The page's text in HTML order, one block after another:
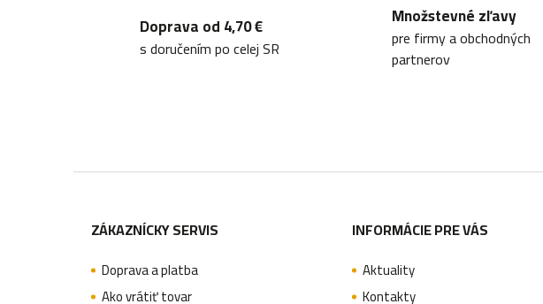
Doprava od 4,70 €
s doručením po celej SR
Množstevné zľavy
pre firmy a obchodných
partnerov
ZÁKAZNÍCKY SERVIS
Doprava a platba
Ako vrátiť tovar
INFORMÁCIE PRE VÁS
Aktuality
Kontakty